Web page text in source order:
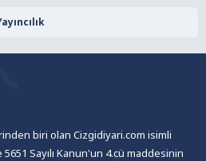
biri olan Cizgidiyari.com isimli
Sayılı Kanun'un 4.cü maddesinin